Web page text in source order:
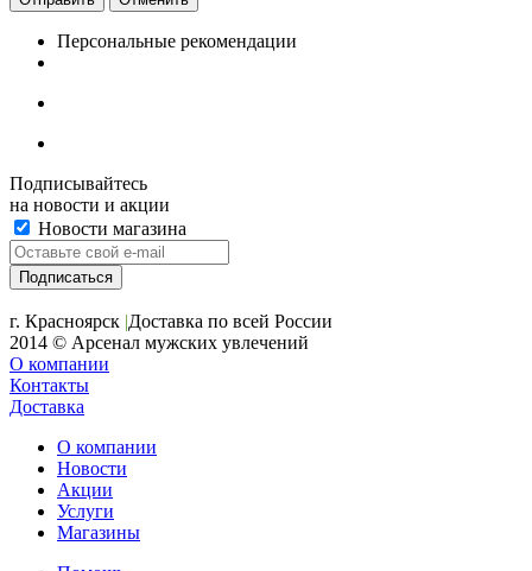
Персональные рекомендации
Подписывайтесь
на новости и акции
Новости магазина
г. Красноярск |Доставка по всей России
2014 © Арсенал мужских увлечений
О компании
Контакты
Доставка
О компании
Новости
Акции
Услуги
Магазины